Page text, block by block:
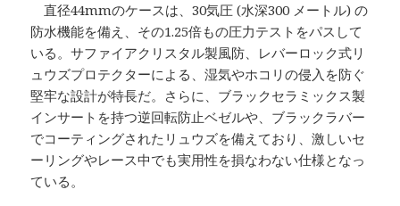
直径44mmのケースは、30気圧 (水深300 メートル) の
防水機能を備え、その1.25倍もの圧力テストをパスして
いる。サファイアクリスタル製風防、レバーロック式リ
ュウズプロテクターによる、湿気やホコリの侵入を防ぐ
堅牢な設計が特長だ。さらに、ブラックセラミックス製
インサートを持つ逆回転防止ベゼルや、ブラックラバー
でコーティングされたリュウズを備えており、激しいセ
ーリングやレース中でも実用性を損なわない仕様となっ
ている。